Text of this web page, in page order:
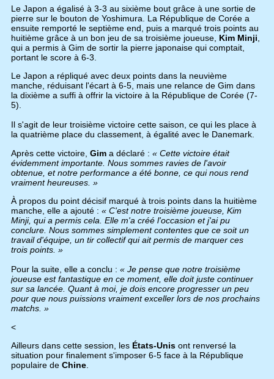
Le Japon a égalisé à 3-3 au sixième bout grâce à une sortie de
pierre sur le bouton de Yoshimura. La République de Corée a
ensuite remporté le septième end, puis a marqué trois points au
huitième grâce à un bon jeu de sa troisième joueuse, Kim Minji
qui a permis à Gim de sortir la pierre japonaise qui comptait,
portant le score à 6-3.
Le Japon a répliqué avec deux points dans la neuvième
manche, réduisant l'écart à 6-5, mais une relance de Gim dans
la dixième a suffi à offrir la victoire à la République de Corée (7-
5).
Il s'agit de leur troisième victoire cette saison, ce qui les place à
la quatrième place du classement, à égalité avec le Danemark.
Après cette victoire, Gim a déclaré : « Cette victoire était
évidemment importante. Nous sommes ravies de l'avoir
obtenue, et notre performance a été bonne, ce qui nous rend
vraiment heureuses. »
À propos du point décisif marqué à trois points dans la huitième
manche, elle a ajouté : « C'est notre troisième joueuse, Kim
Minji, qui a permis cela. Elle m'a créé l'occasion et j'ai pu
conclure. Nous sommes simplement contentes que ce soit un
travail d'équipe, un tir collectif qui ait permis de marquer ces
trois points. »
Pour la suite, elle a conclu : « Je pense que notre troisième
joueuse est fantastique en ce moment, elle doit juste continuer
sur sa lancée. Quant à moi, je dois encore progresser un peu
pour que nous puissions vraiment exceller lors de nos prochains
matchs. »
<
Ailleurs dans cette session, lesÉtats-Unisont renversé la
situation pour finalement s'imposer 6-5 face à la République
populaire de Chine.